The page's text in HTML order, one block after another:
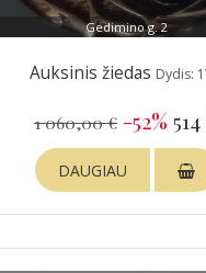
Gedimino g. 2
Auksinis žiedas Dydis:
1 060,00 € -52%
DAUGIAU